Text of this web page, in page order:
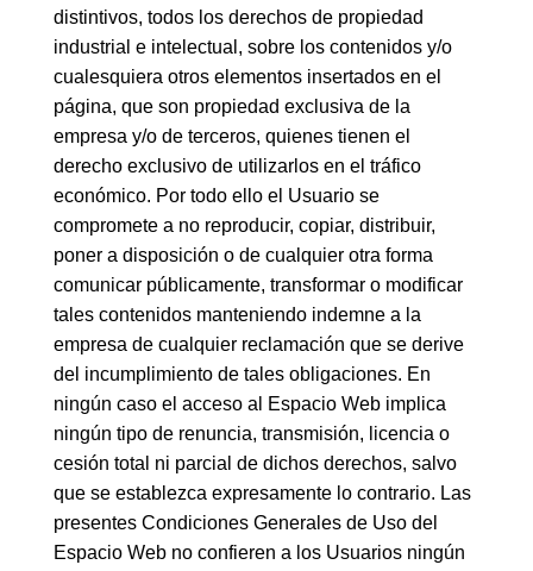
distintivos, todos los derechos de propiedad
industrial e intelectual, sobre los contenidos y/o
cualesquiera otros elementos insertados en el
página, que son propiedad exclusiva de la
empresa y/o de terceros, quienes tienen el
derecho exclusivo de utilizarlos en el tráfico
económico. Por todo ello el Usuario se
compromete a no reproducir, copiar, distribuir,
poner a disposición o de cualquier otra forma
comunicar públicamente, transformar o modificar
tales contenidos manteniendo indemne a la
empresa de cualquier reclamación que se derive
del incumplimiento de tales obligaciones. En
ningún caso el acceso al Espacio Web implica
ningún tipo de renuncia, transmisión, licencia o
cesión total ni parcial de dichos derechos, salvo
que se establezca expresamente lo contrario. Las
presentes Condiciones Generales de Uso del
Espacio Web no confieren a los Usuarios ningún